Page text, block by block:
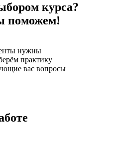
курса?
поможем!
нужны
практику
вас вопросы